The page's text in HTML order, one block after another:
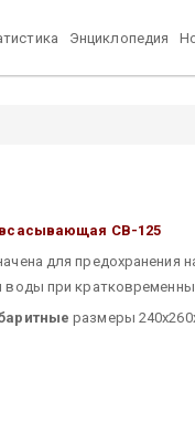
Энциклопедия
всасывающая СВ-125
для предохранения
при
размеры